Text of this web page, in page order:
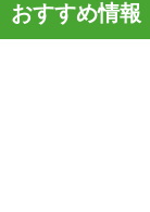
おすすめ情報